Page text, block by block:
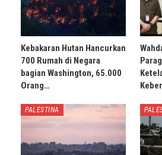
Kebakaran Hutan Hancurkan
700 Rumah di Negara
bagian Washington, 65.000
Orang…
PALESTINA